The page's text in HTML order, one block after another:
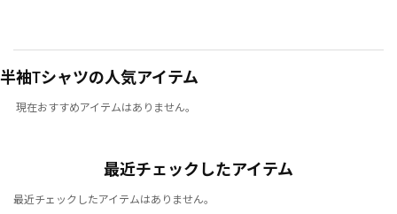
半袖Tシャツの人気アイテム
現在おすすめアイテムはありません。
最近チェックしたアイテム
最近チェックしたアイテムはありません。